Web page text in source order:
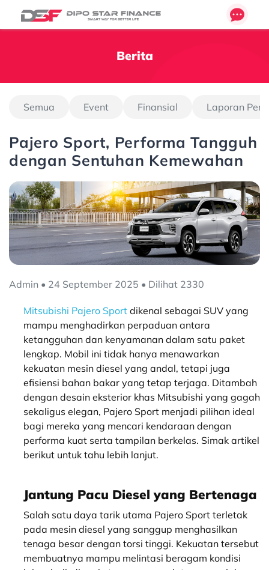
Berita
Semua Event Finansial Laporan
Pajero Sport, Performa Tangguh
dengan Sentuhan Kemewahan
Admin • 24 September 2025 • Dilihat 2330
Mitsubishi Pajero Sport dikenal sebagai SUV yang
mampu menghadirkan perpaduan antara
ketangguhan dan kenyamanan dalam satu paket
lengkap. Mobil ini tidak hanya menawarkan
kekuatan mesin diesel yang andal, tetapi juga
efisiensi bahan bakar yang tetap terjaga. Ditambah
dengan desain eksterior khas Mitsubishi yang gagah
sekaligus elegan, Pajero Sport menjadi pilihan ideal
bagi mereka yang mencari kendaraan dengan
performa kuat serta tampilan berkelas. Simak artikel
berikut untuk tahu lebih lanjut.
Jantung Pacu Diesel yang Bertenaga
Salah satu daya tarik utama Pajero Sport terletak
pada mesin diesel yang sanggup menghasilkan
tenaga besar dengan torsi tinggi. Kekuatan tersebut
membuatnya mampu melintasi beragam kondisi